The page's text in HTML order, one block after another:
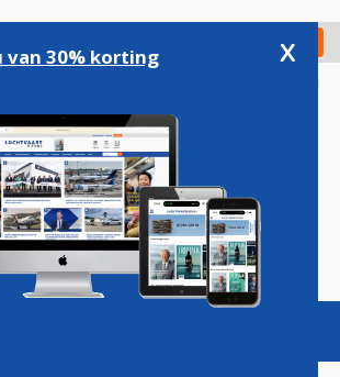
Check in
Podcasts Vacatures
van 30% korting x